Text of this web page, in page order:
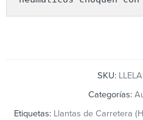
SKU:
Categorías:
Etiquetas: Llantas de Carretera